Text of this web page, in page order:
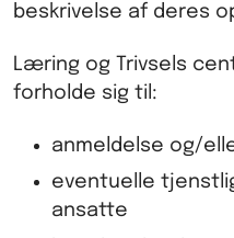
beskrivelse af deres
Læring og Trivsels
forholde sig til:
anmeldelse og/
eventuelle
ansatte